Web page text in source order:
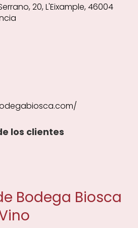
20, L'Eixample, 46004
los clientes
Bodega Biosca